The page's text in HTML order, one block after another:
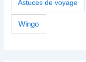
Astuces de voyage
Wingo